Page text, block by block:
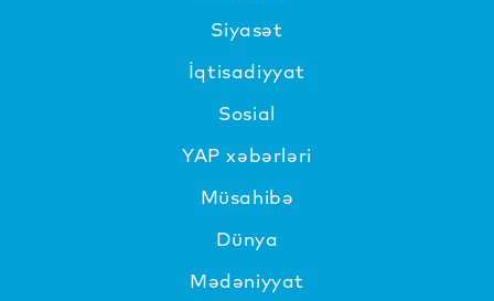
Siyasət
İqtisadiyyat
Sosial
YAP xəbərləri
Müsahibə
Dünya
Mədəniyyat